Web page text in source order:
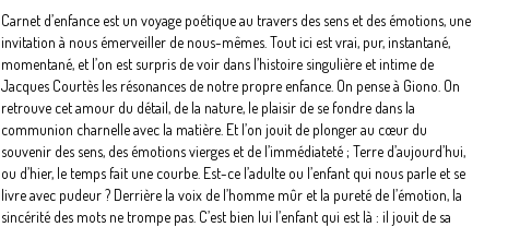
Carnet d’enfance est un voyage poétique au travers des sens et des émotions, une
invitation à nous émerveiller de nous-mêmes. Tout ici est vrai, pur, instantané,
momentané, et l’on est surpris de voir dans l’histoire singulière et intime de
Jacques Courtès les résonances de notre propre enfance. On pense à Giono. On
retrouve cet amour du détail, de la nature, le plaisir de se fondre dans la
communion charnelle avec la matière. Et l’on jouit de plonger au cœur du
souvenir des sens, des émotions vierges et de l’immédiateté ; Terre d’aujourd’hui,
ou d’hier, le temps fait une courbe. Est-ce l’adulte ou l’enfant qui nous parle et se
livre avec pudeur ? Derrière la voix de l’homme mûr et la pureté de l’émotion, la
sincérité des mots ne trompe pas. C’est bien lui l’enfant qui est là : il jouit de sa